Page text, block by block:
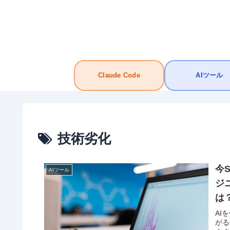
Claude Code AIツール
技術劣化
AIツール
今
ジ
は
AI
が